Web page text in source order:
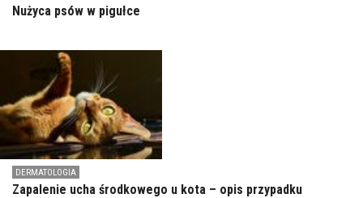
Nużyca psów w pigułce
DERMATOLOGIA
Zapalenie ucha środkowego u kota – opis przypadku